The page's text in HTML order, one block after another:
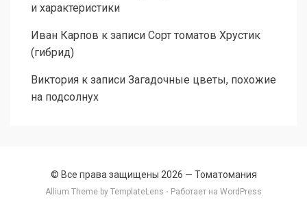
и характеристики
Иван Карпов к записи Сорт томатов Хрустик
(гибрид)
Виктория к записи Загадочные цветы, похожие
на подсолнух
© Все права защищены 2026 — Томатомания
Allium Theme by TemplateLens ⋅ Работает на WordPress